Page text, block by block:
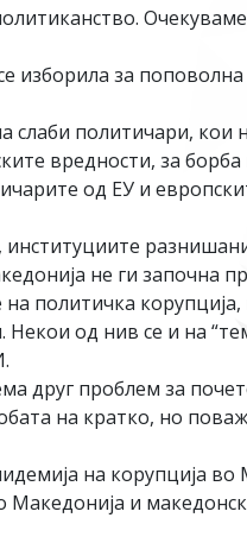
изборила за
политичари, кои
вредности, за
од ЕУ и
не ги започна
политичка
од нив се и на
друг проблем за
на кратко, но
на корупција
и